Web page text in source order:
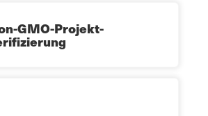
GMO-Projekt-